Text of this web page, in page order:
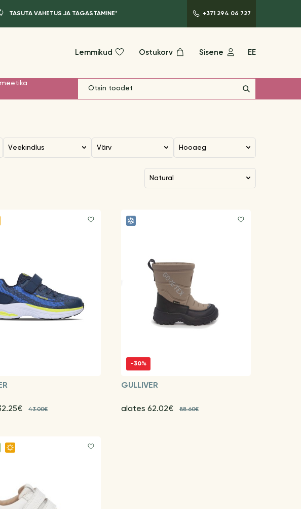
TASUTA VAHETUS JA TAGASTAMINE* +371 294 06 727
Lemmikud Ostukorv Sisene EE
Veekindlus Värv Hooaeg
natural
43.00€
-30%
GULLIVER
alates 62.02€ 88.60€